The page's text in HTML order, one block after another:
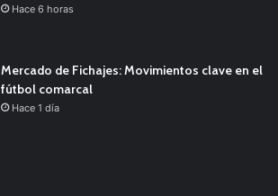
Hace 6 horas
Mercado de Fichajes: Movimientos clave en el
fútbol comarcal
Hace 1 día